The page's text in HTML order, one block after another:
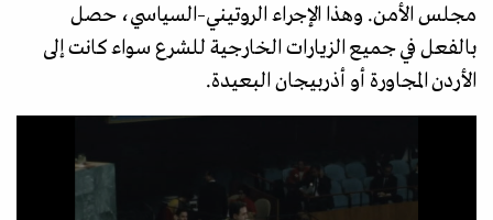
مجلس الأمن. وهذا الإجراء الروتيني–السياسي، حصل
بالفعل في جميع الزيارات الخارجية للشرع سواء كانت إلى
الأردن المجاورة أو أذربيجان البعيدة.